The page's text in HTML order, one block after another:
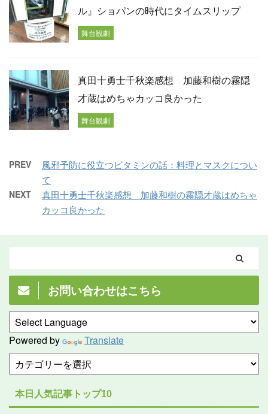
ル』ショパンの時代にタイムスリップ
舞台観劇
真田十勇士千秋楽感想 加藤和樹の霧隠
才蔵はめちゃカッコ良かった
舞台観劇
PREV
風邪予防に役立つビタミンの話：料理とマスクについ
て
NEXT
真田十勇士千秋楽感想 加藤和樹の霧隠才蔵はめちゃ
カッコ良かった
お問い合わせはこちら
Powered by Translate
本日人気記事トップ10